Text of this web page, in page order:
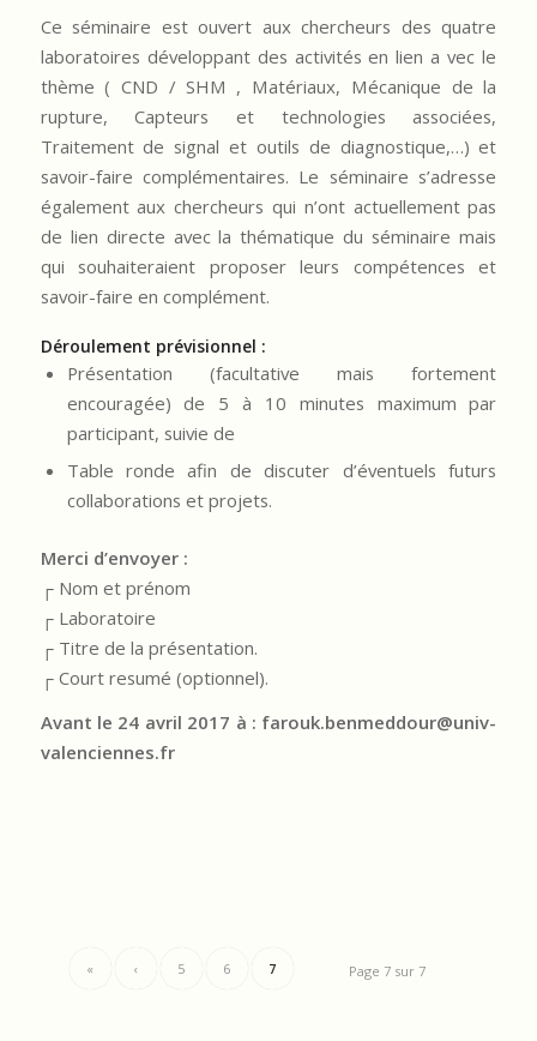
Ce séminaire est ouvert aux chercheurs des quatre
laboratoires développant des activités en lien a vec le
thème ( CND / SHM , Matériaux, Mécanique de la
rupture, Capteurs et technologies associées,
Traitement de signal et outils de diagnostique,…) et
savoir-faire complémentaires. Le séminaire s’adresse
également aux chercheurs qui n’ont actuellement pas
de lien directe avec la thématique du séminaire mais
qui souhaiteraient proposer leurs compétences et
savoir-faire en complément.
Déroulement prévisionnel :
Présentation (facultative mais fortement
encouragée) de 5 à 10 minutes maximum par
participant, suivie de
Table ronde afin de discuter d’éventuels futurs
collaborations et projets.
Merci d’envoyer :
┌ Nom et prénom
┌ Laboratoire
┌ Titre de la présentation.
┌ Court resumé (optionnel).
Avant le 24 avril 2017 à : farouk.benmeddour@univ-
valenciennes.fr
Page 7 sur 7
« ‹ 5 6 7